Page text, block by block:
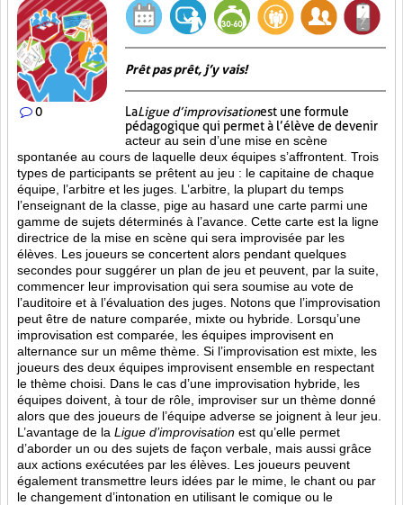
0
Prêt pas prêt, j’y vais!
LaLigue d’improvisationest une formule
pédagogique qui permet à l’élève de devenir
acteur au sein d’une mise en scène
spontanée au cours de laquelle deux équipes s’affrontent. Trois
types de participants se prêtent au jeu : le capitaine de chaque
équipe, l’arbitre et les juges. L’arbitre, la plupart du temps
l’enseignant de la classe, pige au hasard une carte parmi une
gamme de sujets déterminés à l’avance. Cette carte est la ligne
directrice de la mise en scène qui sera improvisée par les
élèves. Les joueurs se concertent alors pendant quelques
secondes pour suggérer un plan de jeu et peuvent, par la suite,
commencer leur improvisation qui sera soumise au vote de
l’auditoire et à l’évaluation des juges. Notons que l’improvisation
peut être de nature comparée, mixte ou hybride. Lorsqu’une
improvisation est comparée, les équipes improvisent en
alternance sur un même thème. Si l’improvisation est mixte, les
joueurs des deux équipes improvisent ensemble en respectant
le thème choisi. Dans le cas d’une improvisation hybride, les
équipes doivent, à tour de rôle, improviser sur un thème donné
alors que des joueurs de l’équipe adverse se joignent à leur jeu.
L’avantage de la Ligue d’improvisation est qu’elle permet
d’aborder un ou des sujets de façon verbale, mais aussi grâce
aux actions exécutées par les élèves. Les joueurs peuvent
également transmettre leurs idées par le mime, le chant ou par
le changement d’intonation en utilisant le comique ou le